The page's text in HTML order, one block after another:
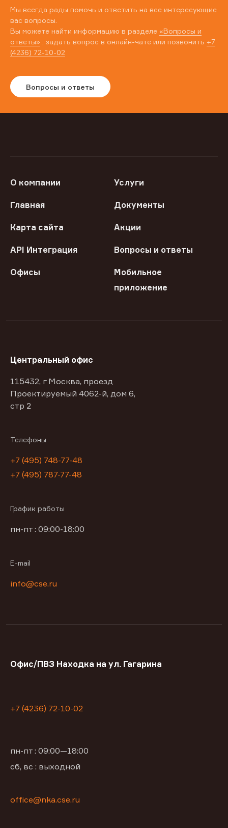
Мы всегда рады помочь и ответить на все интересующие
вас вопросы.
Вы можете найти информацию в разделе «Вопросы и
ответы» , задать вопрос в онлайн-чате или позвонить +7
(4236) 72-10-02
Вопросы и ответы
О компании Услуги
Главная Документы
Карта сайта Акции
API Интеграция Вопросы и ответы
Офисы
Мобильное
приложение
Центральный офис
115432, г Москва, проезд
Проектируемый 4062-й, дом 6,
стр 2
Телефоны
+7 (495) 748-77-48
+7 (495) 787-77-48
График работы
пн-пт : 09:00-18:00
E-mail
info@cse.ru
Офис/ПВЗ Находка на ул. Гагарина
+7 (4236) 72-10-02
пн-пт : 09:00—18:00
сб, вс : выходной
office@nka.cse.ru